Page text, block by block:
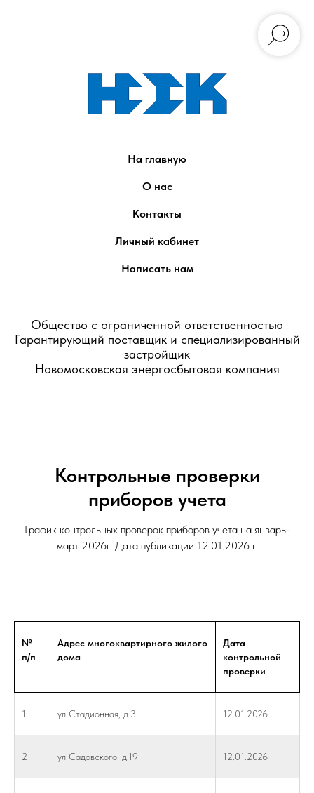
На главную
О нас
Контакты
Личный кабинет
Написать нам
Общество с ограниченной ответственностью
Гарантирующий поставщик и специализированный
застройщик
Новомосковская энергосбытовая компания
Контрольные проверки
приборов учета
График контрольных проверок приборов учета на январь-
март 2026г. Дата публикации 12.01.2026 г.
№
п/п
Адрес многоквартирного жилого
дома
Дата
контрольной
проверки
1 ул Стадионная, д.3 12.01.2026
2 ул Садовского, д.19 12.01.2026